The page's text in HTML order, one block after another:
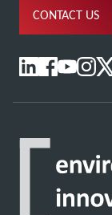
CONTACT US